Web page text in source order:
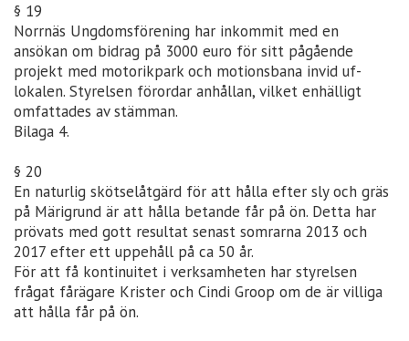
§ 19
Norrnäs Ungdomsförening har inkommit med en
ansökan om bidrag på 3000 euro för sitt pågående
projekt med motorikpark och motionsbana invid uf-
lokalen. Styrelsen förordar anhållan, vilket enhälligt
omfattades av stämman.
Bilaga 4.
§ 20
En naturlig skötselåtgärd för att hålla efter sly och gräs
på Märigrund är att hålla betande får på ön. Detta har
prövats med gott resultat senast somrarna 2013 och
2017 efter ett uppehåll på ca 50 år.
För att få kontinuitet i verksamheten har styrelsen
frågat fårägare Krister och Cindi Groop om de är villiga
att hålla får på ön.